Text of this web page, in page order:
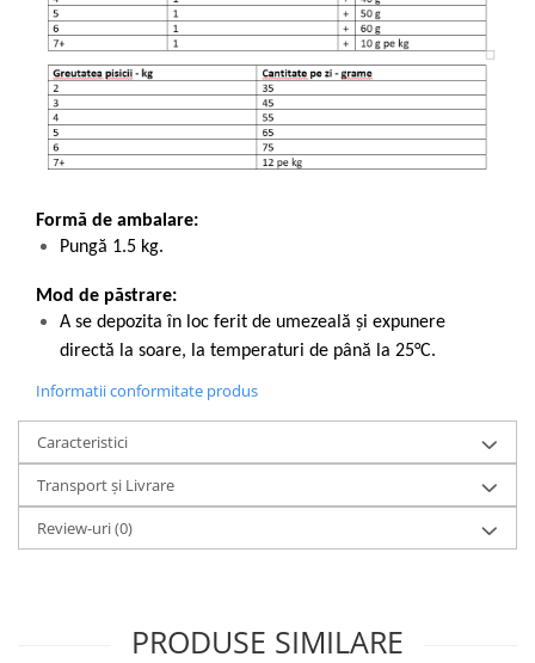
Formă de ambalare:
Pungă 1.5 kg.
Mod de păstrare:
A se depozita în loc ferit de umezeală și expunere
directă la soare, la temperaturi de până la 25°C.
Informatii conformitate produs
Caracteristici
Transport și Livrare
Review-uri(0)
PRODUSE SIMILARE